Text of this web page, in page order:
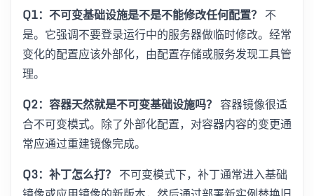
Q1：不可变基础设施是不是不能修改任何配置？ 不
是。它强调不要登录运行中的服务器做临时修改。经常
变化的配置应该外部化，由配置存储或服务发现工具管
理。
Q2：容器天然就是不可变基础设施吗？ 容器镜像很适
合不可变模式。除了外部化配置，对容器内容的变更通
常应通过重建镜像完成。
Q3：补丁怎么打？ 不可变模式下，补丁通常进入基础